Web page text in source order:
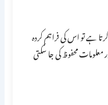
ہے تو اس کی فراہم کردہ
معلومات محفوظ کی جا سکتی